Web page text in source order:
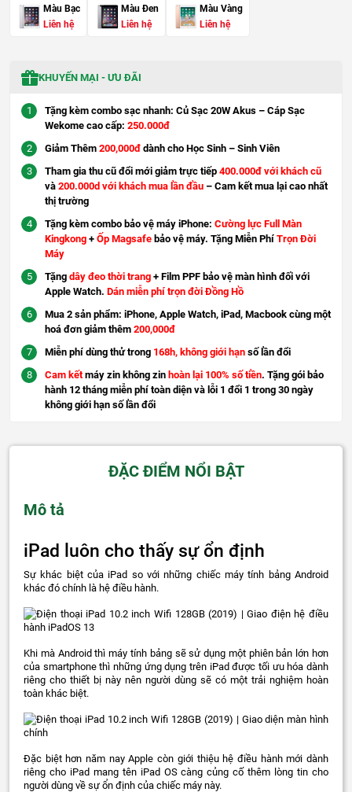
Màu Bạc
Liên hệ
Màu Đen
Liên hệ
Màu Vàng
Liên hệ
KHUYẾN MẠI - ƯU ĐÃI
Tặng kèm combo sạc nhanh: Củ Sạc 20W Akus – Cáp Sạc
Wekome cao cấp: 250.000đ
Giảm Thêm 200,000đ dành cho Học Sinh – Sinh Viên
Tham gia thu cũ đổi mới giảm trực tiếp 400.000đ với khách cũ
và 200.000d với khách mua lần đầu – Cam kết mua lại cao nhất
thị trường
Tặng kèm combo bảo vệ máy iPhone: Cường lực Full Màn
Kingkong + Ốp Magsafe bảo vệ máy. Tặng Miễn Phí Trọn Đời
Máy
Tặng dây đeo thời trang + Film PPF bảo vệ màn hình đối với
Apple Watch. Dán miễn phí trọn đời Đồng Hồ
Mua 2 sản phẩm: iPhone, Apple Watch, iPad, Macbook cùng một
hoá đơn giảm thêm 200,000đ
Miễn phí dùng thử trong 168h, không giới hạn số lần đổi
Cam kếtmáy zin không zin hoàn lại 100% số tiền. Tặng gói bảo
hành 12 tháng miễn phí toàn diện và lỗi 1 đổi 1 trong 30 ngày
không giới hạn số lần đổi
ĐẶC ĐIỂM NỔI BẬT
Mô tả
iPad luôn cho thấy sự ổn định
Sự khác biệt của iPad so với những chiếc máy tính bảng Android
khác đó chính là hệ điều hành.
Khi mà Android thì máy tính bảng sẽ sử dụng một phiên bản lớn hơn
của smartphone thì những ứng dụng trên iPad được tối ưu hóa dành
riêng cho thiết bị này nên người dùng sẽ có một trải nghiệm hoàn
toàn khác biệt.
Đặc biệt hơn năm nay Apple còn giới thiệu hệ điều hành mới dành
riêng cho iPad mang tên iPad OS càng củng cố thêm lòng tin cho
người dùng về sự ổn định của chiếc máy này.